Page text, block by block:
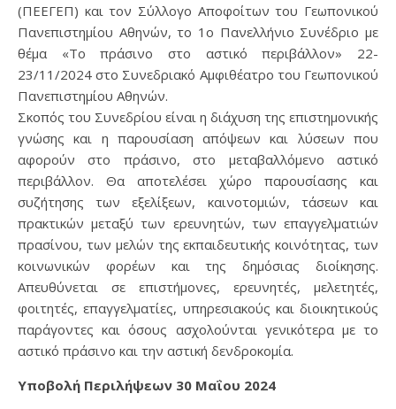
(ΠΕΕΓΕΠ) και τον Σύλλογο Αποφοίτων του Γεωπονικού
Πανεπιστημίου Αθηνών, το 1ο Πανελλήνιο Συνέδριο με
θέμα «Το πράσινο στο αστικό περιβάλλον» 22-
23/11/2024 στο Συνεδριακό Αμφιθέατρο του Γεωπονικού
Πανεπιστημίου Αθηνών.
Σκοπός του Συνεδρίου είναι η διάχυση της επιστημονικής
γνώσης και η παρουσίαση απόψεων και λύσεων που
αφορούν στο πράσινο, στο μεταβαλλόμενο αστικό
περιβάλλον. Θα αποτελέσει χώρο παρουσίασης και
συζήτησης των εξελίξεων, καινοτομιών, τάσεων και
πρακτικών μεταξύ των ερευνητών, των επαγγελματιών
πρασίνου, των μελών της εκπαιδευτικής κοινότητας, των
κοινωνικών φορέων και της δημόσιας διοίκησης.
Απευθύνεται σε επιστήμονες, ερευνητές, μελετητές,
φοιτητές, επαγγελματίες, υπηρεσιακούς και διοικητικούς
παράγοντες και όσους ασχολούνται γενικότερα με το
αστικό πράσινο και την αστική δενδροκομία.
Υποβολή Περιλήψεων 30 Μαΐου 2024